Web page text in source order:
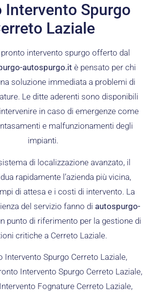
Intervento Spurgo
Laziale
intervento spurgo offerto dal
autospurgo.it è pensato per chi
soluzione immediata a problemi di
Le ditte aderenti sono disponibili
in caso di emergenze come
e malfunzionamenti degli
impianti.
di localizzazione avanzato, il
rapidamente l’azienda più vicina,
di attesa e i costi di intervento. La
del servizio fanno di autospurgo-
punto di riferimento per la gestione di
critiche a Cerreto Laziale.
Intervento Spurgo Cerreto Laziale,
Intervento Spurgo Cerreto Laziale,
Fognature Cerreto Laziale,